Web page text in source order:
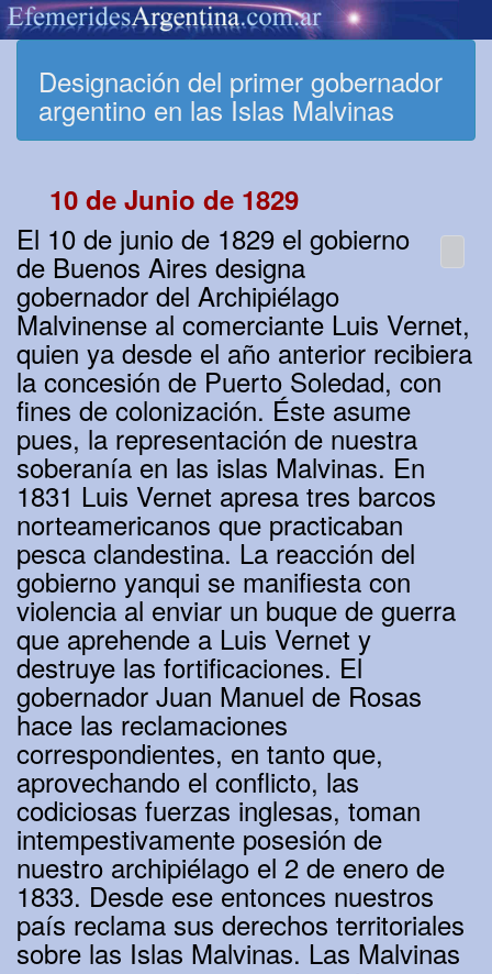
Designación del primer gobernador
argentino en las Islas Malvinas
10 de Junio de 1829
El 10 de junio de 1829 el gobierno
de Buenos Aires designa
gobernador del Archipiélago
Malvinense al comerciante Luis Vernet,
quien ya desde el año anterior recibiera
la concesión de Puerto Soledad, con
fines de colonización. Éste asume
pues, la representación de nuestra
soberanía en las islas Malvinas. En
1831 Luis Vernet apresa tres barcos
norteamericanos que practicaban
pesca clandestina. La reacción del
gobierno yanqui se manifiesta con
violencia al enviar un buque de guerra
que aprehende a Luis Vernet y
destruye las fortificaciones. El
gobernador Juan Manuel de Rosas
hace las reclamaciones
correspondientes, en tanto que,
aprovechando el conflicto, las
codiciosas fuerzas inglesas, toman
intempestivamente posesión de
nuestro archipiélago el 2 de enero de
1833. Desde ese entonces nuestros
país reclama sus derechos territoriales
sobre las Islas Malvinas. Las Malvinas